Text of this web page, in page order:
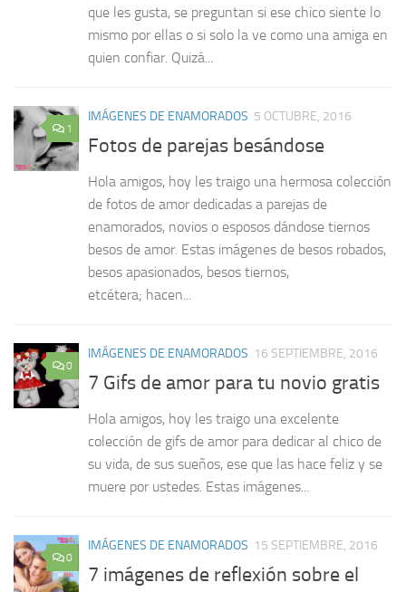
que les gusta, se preguntan si ese chico siente lo
mismo por ellas o si solo la ve como una amiga en
quien confiar. Quizá...
1
IMÁGENES DE ENAMORADOS 5 OCTUBRE, 2016
Fotos de parejas besándose
Hola amigos, hoy les traigo una hermosa colección
de fotos de amor dedicadas a parejas de
enamorados, novios o esposos dándose tiernos
besos de amor. Estas imágenes de besos robados,
besos apasionados, besos tiernos,
etcétera; hacen...
0
IMÁGENES DE ENAMORADOS 16 SEPTIEMBRE, 2016
7 Gifs de amor para tu novio gratis
Hola amigos, hoy les traigo una excelente
colección de gifs de amor para dedicar al chico de
su vida, de sus sueños, ese que las hace feliz y se
muere por ustedes. Estas imágenes...
0
IMÁGENES DE ENAMORADOS 15 SEPTIEMBRE, 2016
7 imágenes de reflexión sobre el